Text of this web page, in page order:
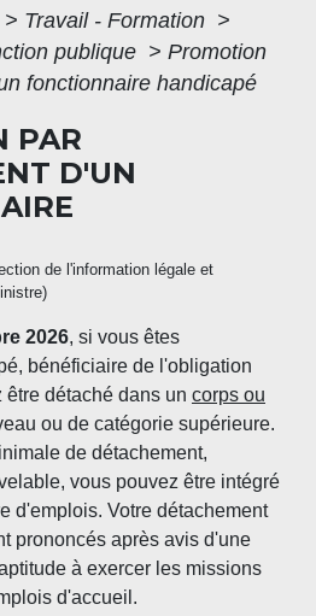
> Travail - Formation >
publique > Promotion
fonctionnaire handicapé
PAR
D'UN
de l'information légale et
2026, si vous êtes
bénéficiaire de l'obligation
détaché dans un corps ou
ou de catégorie supérieure.
de détachement,
vous pouvez être intégré
d'emplois. Votre détachement
prononcés après avis d'une
à exercer les missions
d'accueil.